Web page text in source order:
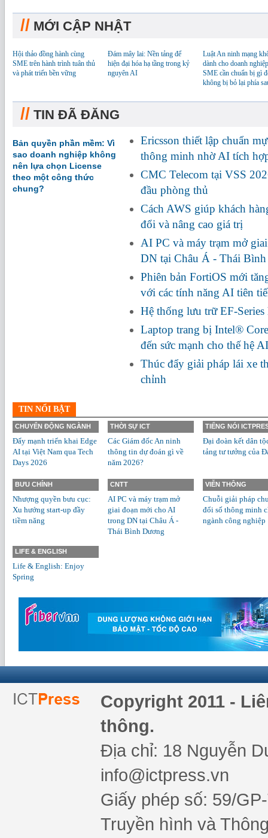
// MỚI CẬP NHẬT
Hội thảo đồng hành cùng
SME trên hành trình tuân thủ
và phát triển bền vững
Đám mây lai: Nền tảng để
hiện đại hóa hạ tầng trong kỷ
nguyên AI
Luật An ninh mạng
dành cho doanh
SME cần chuẩn bị gì
không bị bỏ lại phía
// TIN ĐÃ ĐĂNG
Bản quyền phần mềm: Vì
sao doanh nghiệp không
nên lựa chọn License
theo một công thức
chung?
Ericsson thiết lập chuẩn
thông minh nhờ AI tích
CMC Telecom tại VSS
đầu phòng thủ
Cách AWS giúp khách
đổi và nâng cao giá trị
AI PC và máy trạm mở
DN tại Châu Á - Thái
Phiên bản FortiOS mới
với các tính năng AI tiên
Hệ thống lưu trữ EF-
Laptop trang bị Intel®
đến sức mạnh cho thế hệ
Thúc đẩy giải pháp lái xe
chỉnh
TIN NỔI BẬT
CHUYỂN ĐỘNG NGÀNH
Đẩy mạnh triển khai Edge
AI tại Việt Nam qua Tech
Days 2026
THỜI SỰ ICT
Các Giám đốc An ninh
thông tin dự đoán gì về
năm 2026?
TIẾNG NÓI
Đại đoàn kết dân
tảng tư tưởng của
BƯU CHÍNH
Nhượng quyền bưu cục:
Xu hướng start-up đầy
tiềm năng
CNTT
AI PC và máy trạm mở
giai đoạn mới cho AI
trong DN tại Châu Á -
Thái Bình Dương
VIỄN THÔNG
Chuỗi giải pháp
đổi số thông minh
ngành công nghiệp
LIFE & ENGLISH
Life & English: Enjoy
Spring
Copyright 2011 -
thông.
Địa chỉ: 18 Nguyễn
info@ictpress.vn
Giấy phép số: 59/
Truyền hình và